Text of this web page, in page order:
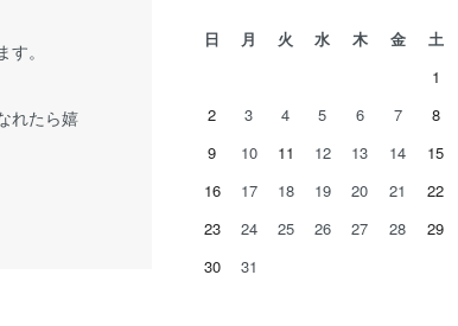
。
れたら嬉
日 月 火 水 木 金
土
1
2
3 4 5 6 7
8
9
10 11 12 13 14
15
16
17 18 19 20 21
22
23
24 25 26 27 28
29
30
31